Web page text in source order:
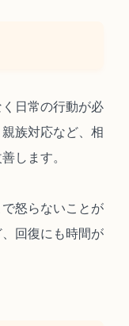
日常の行動が必
族対応など、相
します。
怒らないことが
回復にも時間が